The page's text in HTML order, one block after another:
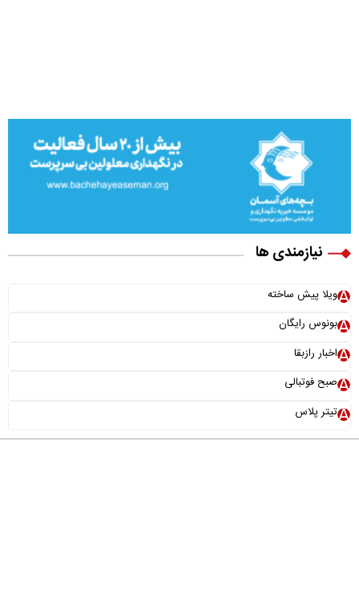
نیازمندی ها
ویلا پیش ساخته
بونوس رایگان
اخبار رازبقا
صبح فوتبالی
تیتر پلاس